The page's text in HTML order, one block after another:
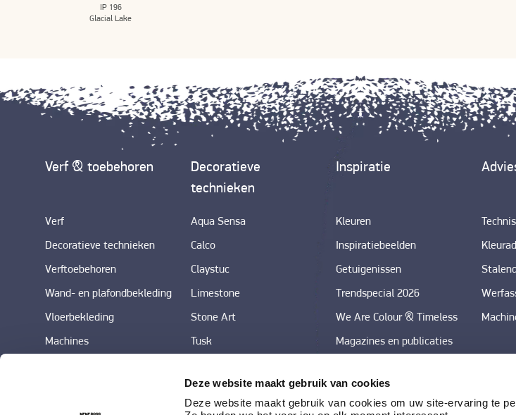
Deze website maakt gebruik van cookies
Deze website maakt gebruik van cookies om uw site-ervaring te
IP 196
Glacial Lake
Verf & toebehoren
Verf
Decoratieve technieken
Verftoebehoren
Wand- en plafondbekleding
Vloerbekleding
Machines
Decoratieve
technieken
Aqua Sensa
Calco
Claystuc
Limestone
Stone Art
Tusk
Inspiratie
Kleuren
Inspiratiebeelden
Getuigenissen
Trendspecial 2026
We Are Colour & Timeless
Magazines en publicaties
kleurtrends in decoratieve
technieken